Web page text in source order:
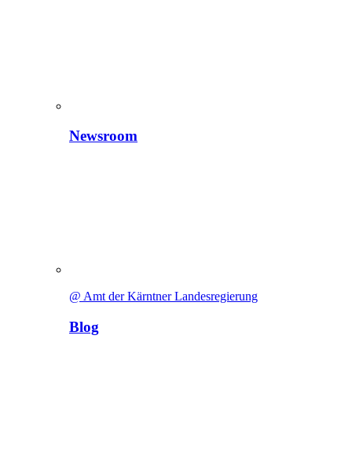
Newsroom
@ Amt der Kärntner Landesregierung
Blog